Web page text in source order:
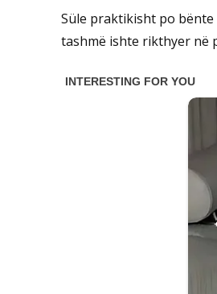
Süle praktikisht po bënte
tashmë ishte rikthyer në